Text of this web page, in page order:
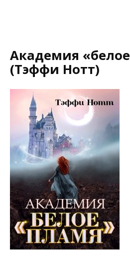
Академия
(Тэффи Нотт)